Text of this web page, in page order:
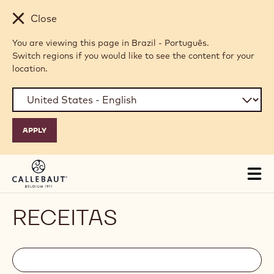
Skip to main content
Close
You are viewing this page in Brazil - Português.
Switch regions if you would like to see the content for your
location.
RECEITAS
Filters
Filters:
Procurar